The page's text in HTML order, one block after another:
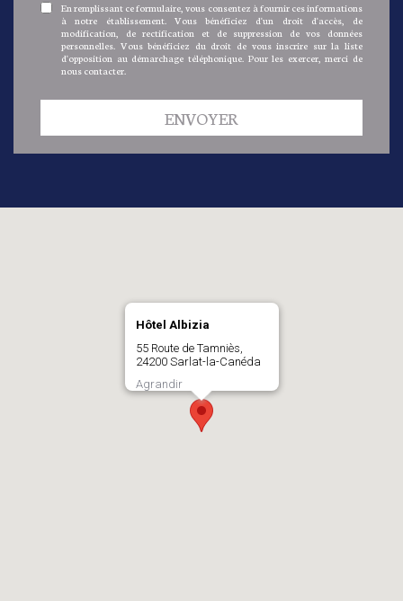
En remplissant ce formulaire, vous consentez à fournir ces informations
à notre établissement. Vous bénéficiez d'un droit d'accès, de
modification, de rectification et de suppression de vos données
personnelles. Vous bénéficiez du droit de vous inscrire sur la liste
d'opposition au démarchage téléphonique. Pour les exercer, merci de
nous contacter.
ENVOYER
Hôtel Albizia
55 Route de Tamniès,
24200 Sarlat-la-Canéda
Agrandir